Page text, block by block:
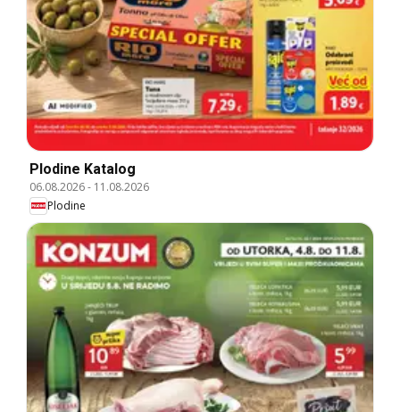
Plodine Katalog
06.08.2026- 11.08.2026
Plodine